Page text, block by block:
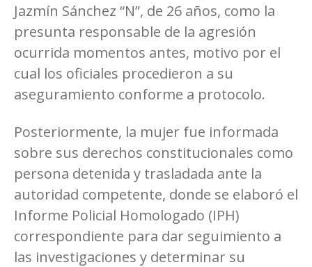
Jazmín Sánchez “N”, de 26 años, como la
presunta responsable de la agresión
ocurrida momentos antes, motivo por el
cual los oficiales procedieron a su
aseguramiento conforme a protocolo.
Posteriormente, la mujer fue informada
sobre sus derechos constitucionales como
persona detenida y trasladada ante la
autoridad competente, donde se elaboró el
Informe Policial Homologado (IPH)
correspondiente para dar seguimiento a
las investigaciones y determinar su